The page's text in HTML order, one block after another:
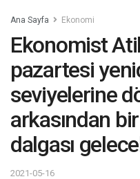
Ana Sayfa Ekonomi
Ekonomist
pazartesi
seviyelerine
arkasından
dalgası
2021-05-16